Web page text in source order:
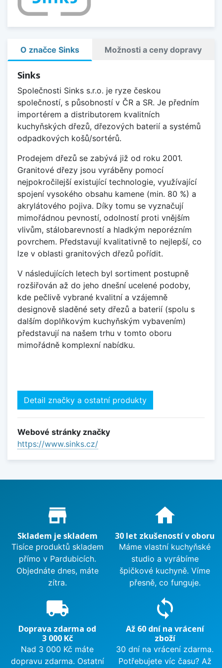
O značce Sinks Možnosti a ceny dopravy
Sinks
Společnosti Sinks s.r.o. je ryze českou
společností, s působností v ČR a SR. Je předním
importérem a distributorem kvalitních
kuchyňských dřezů, dřezových baterií a systémů
odpadkových košů/sortérů.
Prodejem dřezů se zabývá již od roku 2001.
Granitové dřezy jsou vyráběny pomocí
nejpokročilejší existující technologie, využívající
spojení vysokého obsahu kamene (min. 80 %) a
akrylátového pojiva. Díky tomu se vyznačují
mimořádnou pevností, odolností proti vnějším
vlivům, stálobarevností a hladkým neporézním
povrchem. Představují kvalitativně to nejlepší, co
lze v oblasti granitových dřezů pořídit.
V následujících letech byl sortiment postupně
rozšiřován až do jeho dnešní ucelené podoby,
kde pečlivě vybrané kvalitní a vzájemně
designově sladěné sety dřezů a baterií (spolu s
dalším doplňkovým kuchyňským vybavením)
představují na našem trhu v tomto oboru
mimořádně komplexní nabídku.
Detail značky a ostatní produkty
Webové stránky značky
https://www.sinks.cz/
Proč nakupovat u nás?
store_mall_directory
Skladem je skladem
Tisíce produktů skladem
přímo v Pardubicích.
Objednáte dnes, máte
zítra.
home
30 let zkušeností v oboru
Máme vlastní kuchyňské
studio a vyrábíme
špičkové kuchyně. Víme
přesně, co funguje.
local_shipping
Doprava zdarma od
3 000 Kč
Nad 3 000 Kč máte
dopravu zdarma. Ostatní
sync
Až 60 dní na vrácení
zboží
30 dní na vrácení zdarma.
Potřebujete víc času? Až